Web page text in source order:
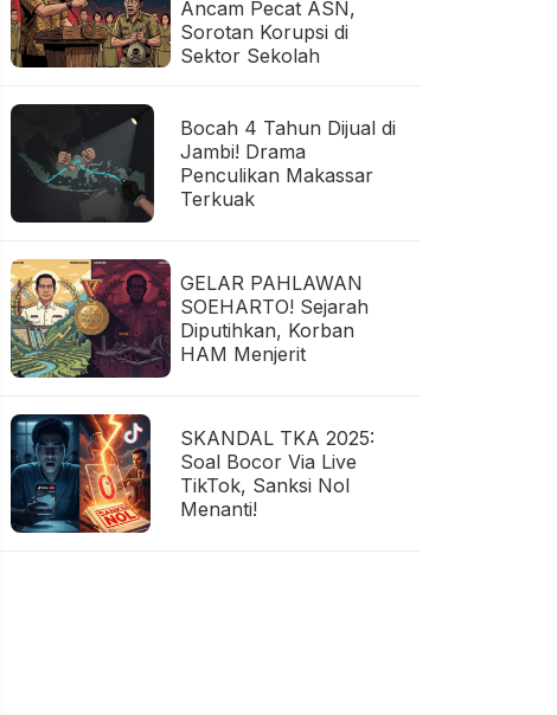
Ancam Pecat ASN,
Sorotan Korupsi di
Sektor Sekolah
Bocah 4 Tahun Dijual di
Jambi! Drama
Penculikan Makassar
Terkuak
GELAR PAHLAWAN
SOEHARTO! Sejarah
Diputihkan, Korban
HAM Menjerit
SKANDAL TKA 2025:
Soal Bocor Via Live
TikTok, Sanksi Nol
Menanti!